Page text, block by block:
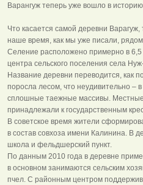
Варангуж теперь уже вошло в
Что касается самой деревни Варагуж,
наше время, как мы уже писали,
Селение расположено примерно в 6,5
центра сельского поселения села
Название деревни переводится, как
поросла лесом, что неудивительно –
сплошные таежные массивы. Местные
принадлежали к государственным
В советское время жители
в состав совхоза имени Калинина. В
школа и фельдшерский пункт.
По данным 2010 года в деревне
в основном занимаются сельским
пчел. С районным центром